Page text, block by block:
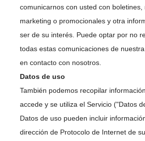
comunicarnos con usted con boletines,
marketing o promocionales y otra
ser de su interés. Puede optar por no
todas estas comunicaciones de
en contacto con nosotros.
Datos de uso
También podemos recopilar
accede y se utiliza el Servicio ("Datos
Datos de uso pueden incluir
dirección de Protocolo de Internet de